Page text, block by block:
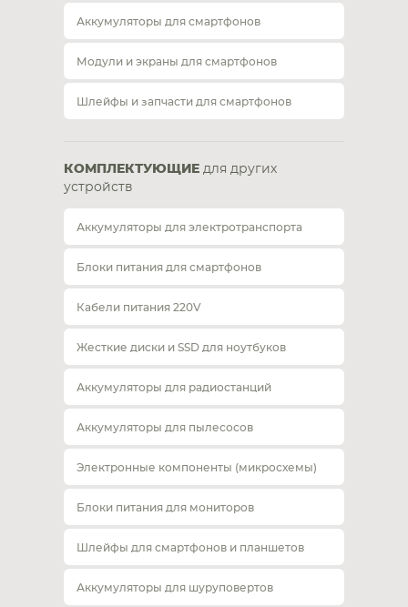
Аккумуляторы для смартфонов
Модули и экраны для смартфонов
Шлейфы и запчасти для смартфонов
КОМПЛЕКТУЮЩИЕ для других
устройств
Аккумуляторы для электротранспорта
Блоки питания для смартфонов
Кабели питания 220V
Жесткие диски и SSD для ноутбуков
Аккумуляторы для радиостанций
Аккумуляторы для пылесосов
Электронные компоненты (микросхемы)
Блоки питания для мониторов
Шлейфы для смартфонов и планшетов
Аккумуляторы для шуруповертов